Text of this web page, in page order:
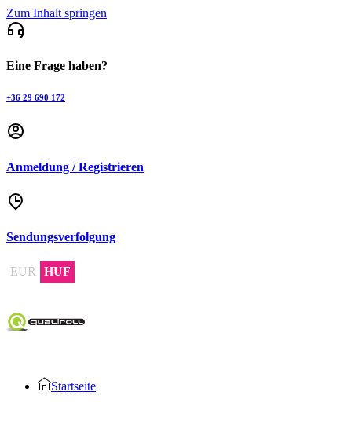
Zum Inhalt springen
Eine Frage haben?
+36 29 690 172
Anmeldung / Registrieren
Sendungsverfolgung
EUR HUF
Startseite